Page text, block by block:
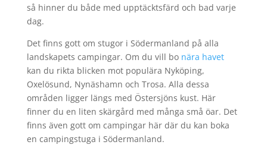
så hinner du både med upptäcktsfärd och bad varje
dag.
Det finns gott om stugor i Södermanland på alla
landskapets campingar. Om du vill bo nära havet
kan du rikta blicken mot populära Nyköping,
Oxelösund, Nynäshamn och Trosa. Alla dessa
områden ligger längs med Östersjöns kust. Här
finner du en liten skärgård med många små öar. Det
finns även gott om campingar här där du kan boka
en campingstuga i Södermanland.